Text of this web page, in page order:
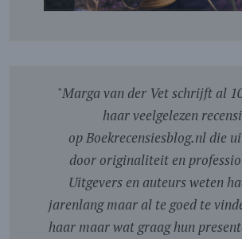
"Marga van der Vet schrijft al
haar veelgelezen
op Boekrecensiesblog.nl die
door originaliteit en
Uitgevers en auteurs weten
jarenlang maar al te goed te
haar maar wat graag hun